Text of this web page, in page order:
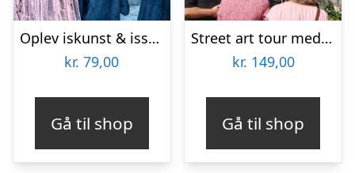
Oplev iskunst & isskulpturer
kr. 79,00
Gå til shop
Street art tour med Aalborg Tours
kr. 149,00
Gå til shop